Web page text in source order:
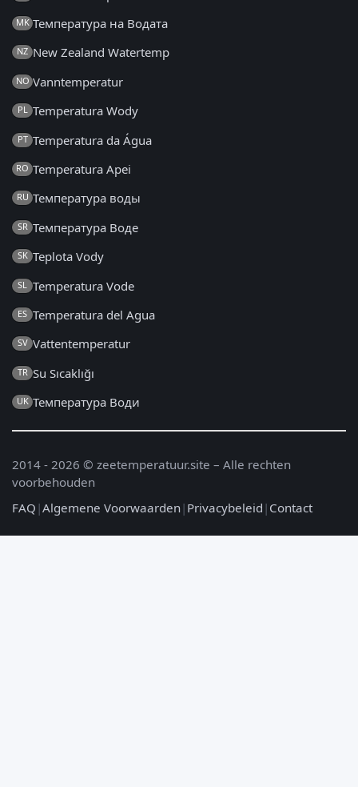
MK Температура на Водата
NZ New Zealand Watertemp
NO Vanntemperatur
PL Temperatura Wody
PT Temperatura da Água
RO Temperatura Apei
RU Температура воды
SR Температура Воде
SK Teplota Vody
SL Temperatura Vode
ES Temperatura del Agua
SV Vattentemperatur
TR Su Sıcaklığı
UK Температура Води
2014 - 2026 © zeetemperatuur.site – Alle rechten
voorbehouden
FAQ |Algemene Voorwaarden| Privacybeleid | Contact